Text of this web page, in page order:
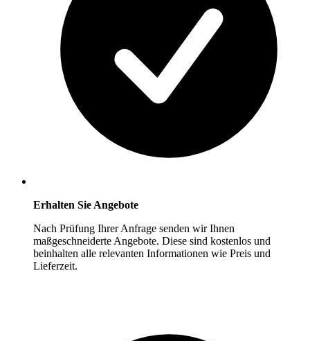
Erhalten Sie Angebote
Nach Prüfung Ihrer Anfrage senden wir Ihnen
maßgeschneiderte Angebote. Diese sind kostenlos und
beinhalten alle relevanten Informationen wie Preis und
Lieferzeit.